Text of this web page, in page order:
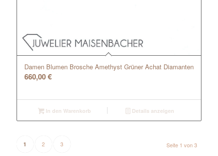
Damen Blumen Brosche Amethyst Grüner Achat Diamanten
660,00€
In den Warenkorb Details anzeigen
Seite 1 von 3
1 2 3